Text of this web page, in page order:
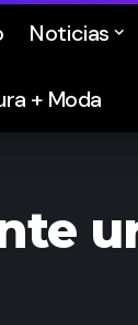
Noticias
+ Moda